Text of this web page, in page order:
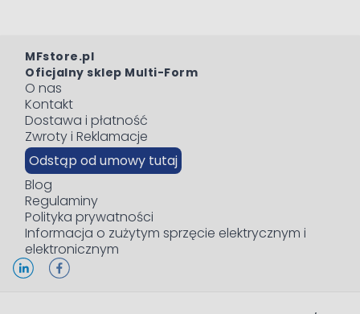
MFstore.pl
Oficjalny sklep Multi-Form
O nas
Kontakt
Dostawa i płatność
Zwroty i Reklamacje
Odstąp od umowy tutaj
Blog
Regulaminy
Polityka prywatności
Informacja o zużytym sprzęcie elektrycznym i
elektronicznym